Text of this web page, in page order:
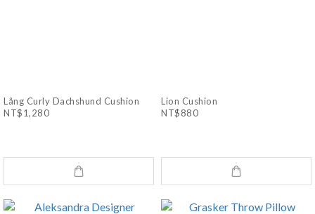
Lång Curly Dachshund Cushion
NT$1,280
Lion Cushion
NT$880